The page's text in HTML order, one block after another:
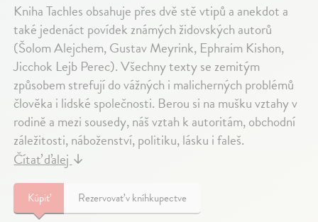
Kniha Tachles obsahuje přes dvě stě vtipů a anekdot a
také jedenáct povídek známých židovských autorů
(Šolom Alejchem, Gustav Meyrink, Ephraim Kishon,
Jicchok Lejb Perec). Všechny texty se zemitým
způsobem strefují do vážných i malicherných problémů
člověka i lidské společnosti. Berou si na mušku vztahy v
rodině a mezi sousedy, náš vztah k autoritám, obchodní
záležitosti, náboženství, politiku, lásku i faleš.
Čítať ďalej↓
Kúpiť Rezervovať v kníhkupectve